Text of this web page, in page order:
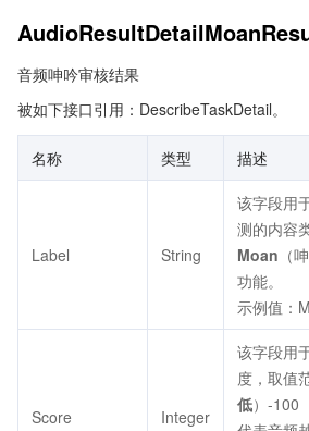
音频呻吟审核结果
被如下接口引用：DescribeTaskDetail。
名称 类型 描述
Label String
该字段用
测的内容
Moan （
功能。
示例值：
Score Integer
该字段用
度，取值
低）-100